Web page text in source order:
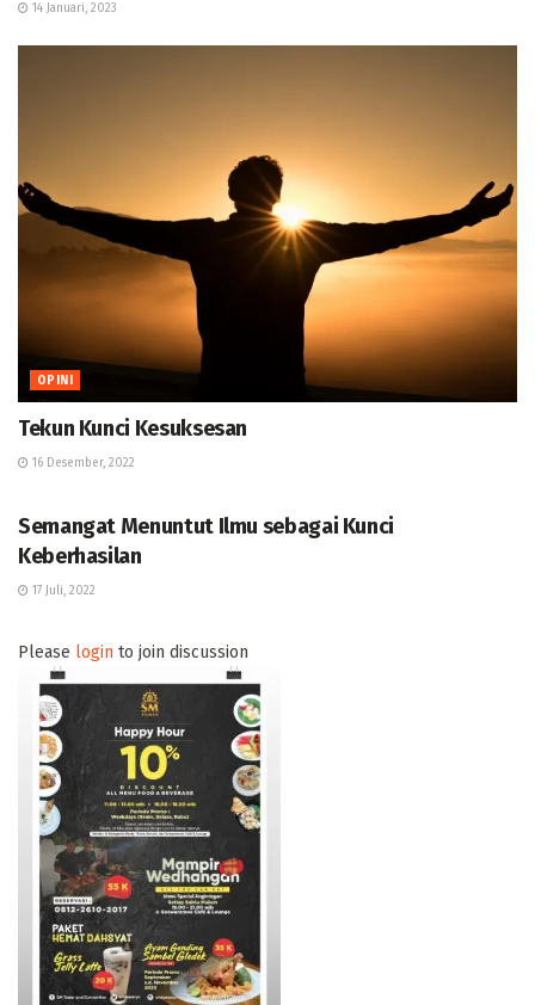
14 Januari, 2023
OPINI
Tekun Kunci Kesuksesan
16 Desember, 2022
Semangat Menuntut Ilmu sebagai Kunci
Keberhasilan
17 Juli, 2022
Please login to join discussion